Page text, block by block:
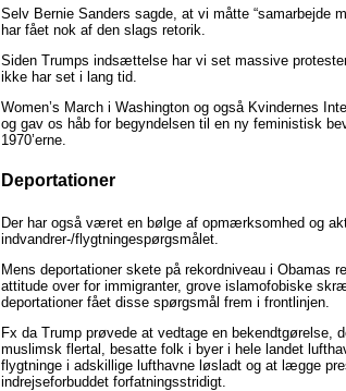
Selv Bernie Sanders sagde, at vi måtte “samarbejde
har fået nok af den slags retorik.
Siden Trumps indsættelse har vi set massive
ikke har set i lang tid.
Women’s March i Washington og også Kvindernes
og gav os håb for begyndelsen til en ny feministisk
1970’erne.
Deportationer
Der har også været en bølge af opmærksomhed og
indvandrer-/flygtningespørgsmålet.
Mens deportationer skete på rekordniveau i Obamas
attitude over for immigranter, grove islamofobiske
deportationer fået disse spørgsmål frem i frontlinjen.
Fx da Trump prøvede at vedtage en bekendtgørelse,
muslimsk flertal, besatte folk i byer i hele landet
flygtninge i adskillige lufthavne løsladt og at lægge
indrejseforbuddet forfatningsstridigt.